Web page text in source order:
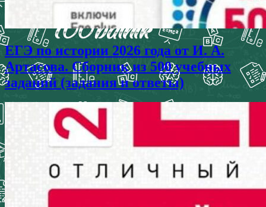
ЕГЭ по истории 2026 года от И. А.
Артасова. Сборник из 500 учебных
заданий (задания и ответы)